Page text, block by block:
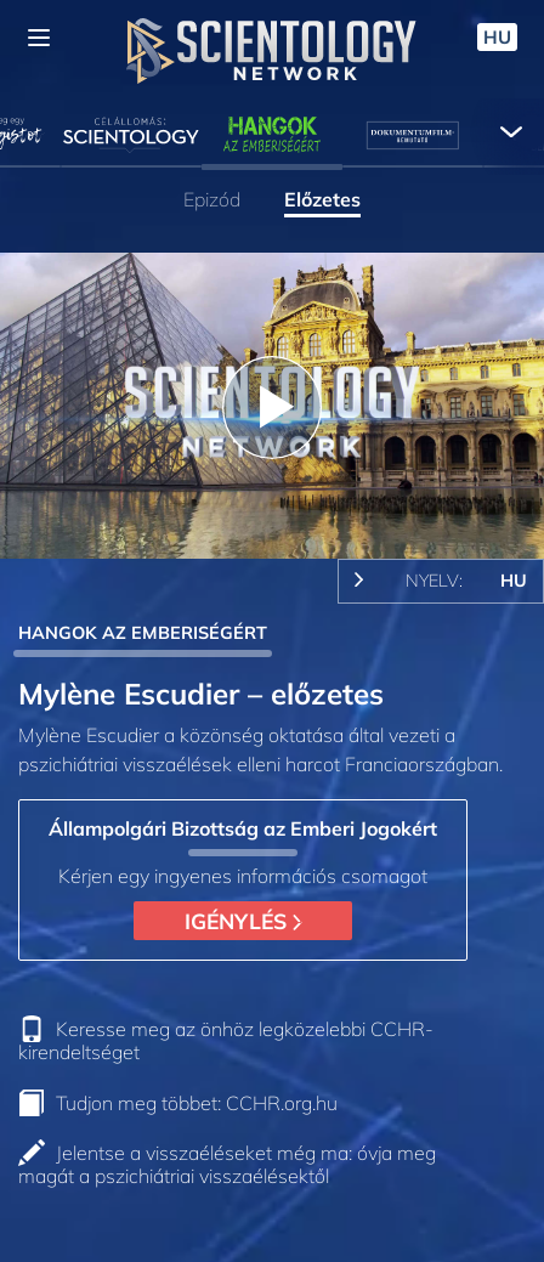
HU
Epizód Előzetes
Play
Video
NYELV: HU
HANGOK AZ EMBERISÉGÉRT
Mylène Escudier – előzetes
Mylène Escudier a közönség oktatása által vezeti a
pszichiátriai visszaélések elleni harcot Franciaországban.
Állampolgári Bizottság az Emberi Jogokért
Kérjen egy ingyenes információs csomagot
IGÉNYLÉS
Keresse meg az önhöz legközelebbi CCHR-
kirendeltséget
Tudjon meg többet: CCHR.org.hu
Jelentse a visszaéléseket még ma: óvja meg
magát a pszichiátriai visszaélésektől